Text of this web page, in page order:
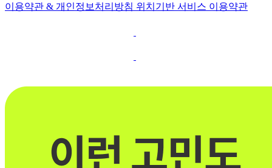
이용약관 & 개인정보처리방침 위치기반 서비스 이용약관